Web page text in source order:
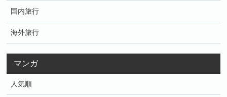
国内旅行
海外旅行
マンガ
人気順